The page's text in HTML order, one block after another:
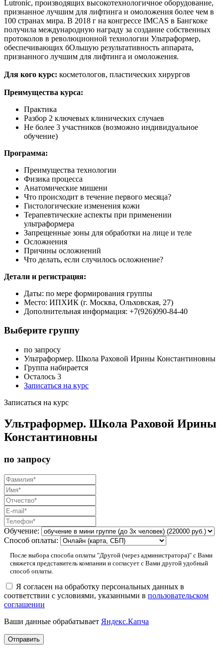
Lutronic, производящих высокотехнологичное оборудование,
признанное лучшим для лифтинга и омоложения более чем в
100 странах мира. В 2018 г на конгрессе IMCAS в Бангкоке
получила международную награду за создание собственных
протоколов в революционной технологии Ультраформер,
обеспечивающих бОльшую результативность аппарата,
признанного лучшим для лифтинга и омоложения.
Для кого курс: косметологов, пластических хирургов
Преимущества курса:
Практика
Разбор 2 ключевых клинических случаев
Не более 3 участников (возможно индивидуальное
обучение)
Программа:
Преимущества технологии
Физика процесса
Анатомические мишени
Что происходит в течение первого месяца?
Гистологические изменения кожи
Терапевтические аспекты при применении
ультраформера
Запрещенные зоны для обработки на лице и теле
Осложнения
Причины осложнений
Что делать, если случилось осложнение?
Детали и регистрация:
Даты: по мере формирования группы
Место: ИПХИК (г. Москва, Ольховская, 27)
Дополнительная информация: +7(926)090-84-40
Выберите группу
по запросу
Ультраформер. Школа Раховой Ирины Константиновны
Группа набирается
Осталось 3
Записаться на курс
Записаться на курс
Ультраформер. Школа Раховой Ирины
Константиновны
по запросу
Обучение:
Способ оплаты:
После выбора способа оплаты "Другой (через администратора)" с Вами
свяжется представитель компании и согласует с Вами другой удобный
способ оплаты.
Я согласен на обработку персональных данных в
соответствии с условиями, указанными в пользовательском
соглашении
Ваши данные обрабатывает Яндекс.Капча
Отправить